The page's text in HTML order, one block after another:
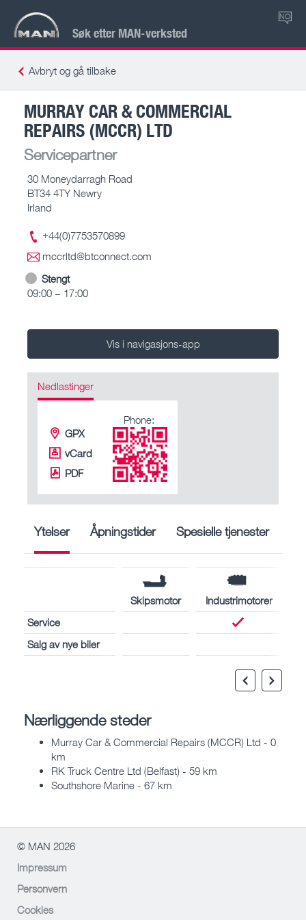
Søk etter MAN-verksted
NO
Avbryt og gå tilbake
MURRAY CAR & COMMERCIAL
REPAIRS (MCCR) LTD
Servicepartner
30 Moneydarragh Road
BT34 4TY Newry
Irland
+44(0)7753570899
mccrltd@btconnect.com
Stengt
09:00 – 17:00
Vis i navigasjons-app
Nedlastinger
GPX
vCard
PDF
Phone:
Ytelser Åpningstider Spesielle tjenester
Skipsmotor
Industrimotorer
Service
Salg av nye biler
Nærliggende steder
Murray Car & Commercial Repairs (MCCR) Ltd - 0
km
RK Truck Centre Ltd (Belfast) - 59 km
Southshore Marine - 67 km
© MAN 2026
Impressum
Personvern
Cookies